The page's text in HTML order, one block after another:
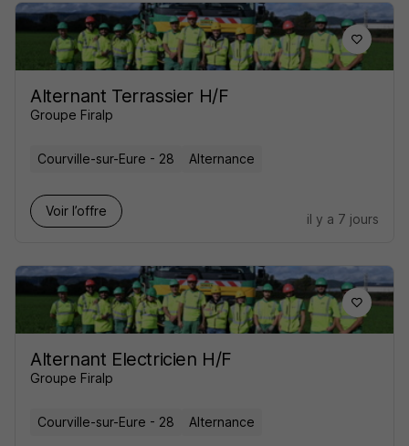
Alternant Terrassier H/F
Groupe Firalp
Courville-sur-Eure - 28 Alternance
Voir l’offre
il y a 7 jours
Alternant Electricien H/F
Groupe Firalp
Courville-sur-Eure - 28 Alternance